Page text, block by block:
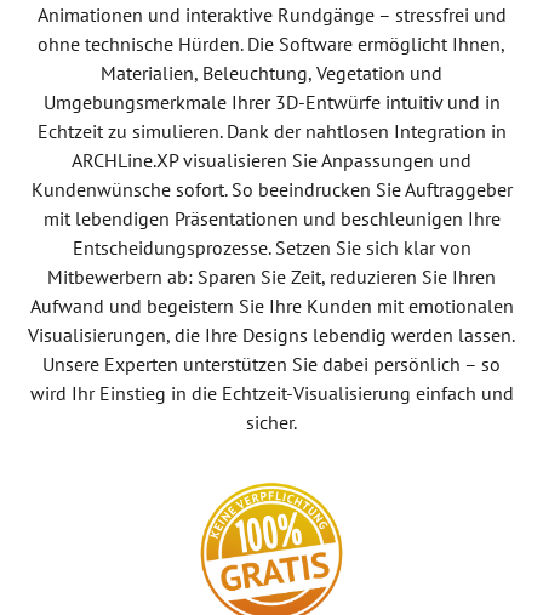
Animationen und interaktive Rundgänge – stressfrei und
ohne technische Hürden. Die Software ermöglicht Ihnen,
Materialien, Beleuchtung, Vegetation und
Umgebungsmerkmale Ihrer 3D-Entwürfe intuitiv und in
Echtzeit zu simulieren. Dank der nahtlosen Integration in
ARCHLine.XP visualisieren Sie Anpassungen und
Kundenwünsche sofort. So beeindrucken Sie Auftraggeber
mit lebendigen Präsentationen und beschleunigen Ihre
Entscheidungsprozesse. Setzen Sie sich klar von
Mitbewerbern ab: Sparen Sie Zeit, reduzieren Sie Ihren
Aufwand und begeistern Sie Ihre Kunden mit emotionalen
Visualisierungen, die Ihre Designs lebendig werden lassen.
Unsere Experten unterstützen Sie dabei persönlich – so
wird Ihr Einstieg in die Echtzeit-Visualisierung einfach und
sicher.